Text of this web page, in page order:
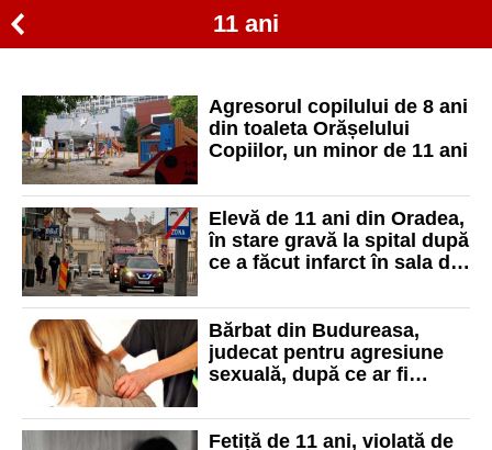
11 ani
Agresorul copilului de 8 ani
din toaleta Orășelului
Copiilor, un minor de 11 ani
Elevă de 11 ani din Oradea,
în stare gravă la spital după
ce a făcut infarct în sala de
Bărbat din Budureasa,
judecat pentru agresiune
sexuală, după ce ar fi
fetiță de 11 ani
Fetiță de 11 ani, violată de